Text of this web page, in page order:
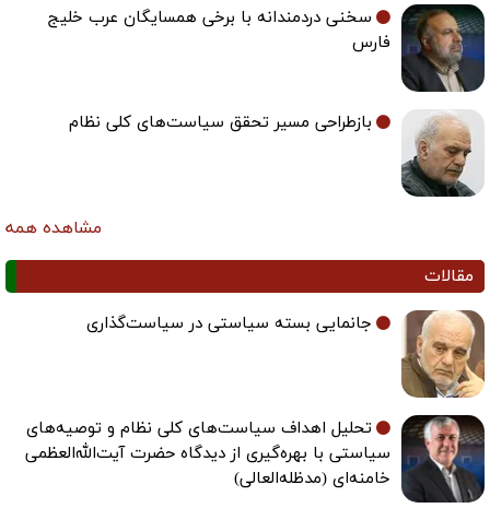
سخنی دردمندانه با برخی همسایگان عرب خلیج
فارس
بازطراحی مسیر تحقق سیاست‌های کلی نظام
مشاهده همه
مقالات
جانمایی بسته سیاستی در سیاست‌گذاری
تحلیل اهداف سیاست‌های کلی نظام و توصیه‌های
سیاستی با بهره‌گیری از دیدگاه حضرت آیت‌الله‌العظمی
خامنه‌ای (مدظله‌العالی)